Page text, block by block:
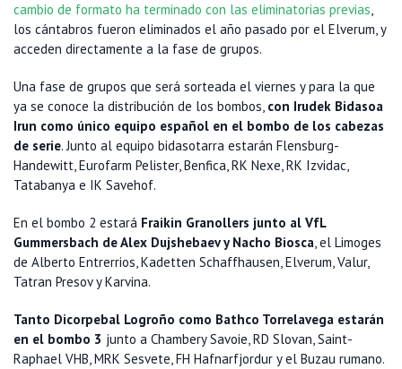
cambio de formato ha terminado con las eliminatorias previas,
los cántabros fueron eliminados el año pasado por el Elverum, y
acceden directamente a la fase de grupos.
Una fase de grupos que será sorteada el viernes y para la que
ya se conoce la distribución de los bombos, con Irudek Bidasoa
Irun como único equipo español en el bombo de los cabezas
de serie. Junto al equipo bidasotarra estarán Flensburg-
Handewitt, Eurofarm Pelister, Benfica, RK Nexe, RK Izvidac,
Tatabanya e IK Savehof.
En el bombo 2 estará Fraikin Granollers junto al VfL
Gummersbach de Alex Dujshebaev y Nacho Biosca, el Limoges
de Alberto Entrerrios, Kadetten Schaffhausen, Elverum, Valur,
Tatran Presov y Karvina.
Tanto Dicorpebal Logroño como Bathco Torrelavega estarán
en el bombo 3 junto a Chambery Savoie, RD Slovan, Saint-
Raphael VHB, MRK Sesvete, FH Hafnarfjordur y el Buzau rumano.